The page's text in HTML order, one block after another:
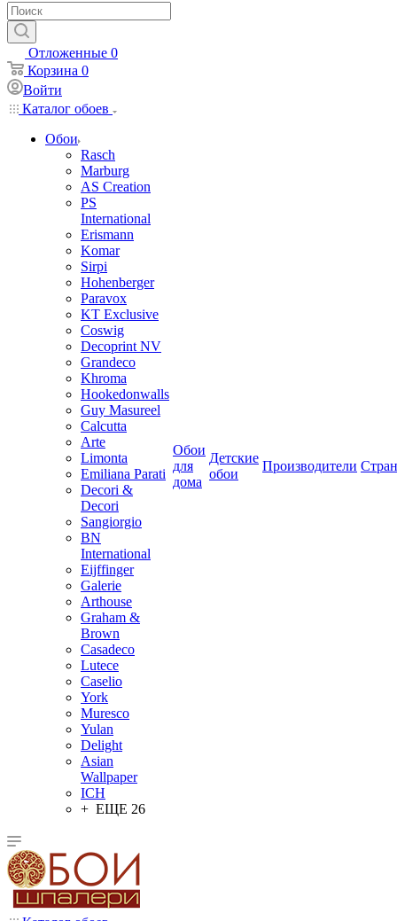
Отложенные 0
Корзина 0
Войти
Каталог обоев
Обои
Rasch
Marburg
AS Creation
PS
International
Erismann
Komar
Sirpi
Hohenberger
Paravox
KT Exclusive
Coswig
Decoprint NV
Grandeco
Khroma
Hookedonwalls
Guy Masureel
Calcutta
Arte
Limonta
Emiliana Parati
Decori &
Decori
Sangiorgio
BN
International
Eijffinger
Galerie
Arthouse
Graham &
Brown
Casadeco
Lutece
Caselio
York
Muresco
Yulan
Delight
Asian
Wallpaper
ICH
+ ЕЩЕ 26
Обои
для
дома
Детские
обои
Производители